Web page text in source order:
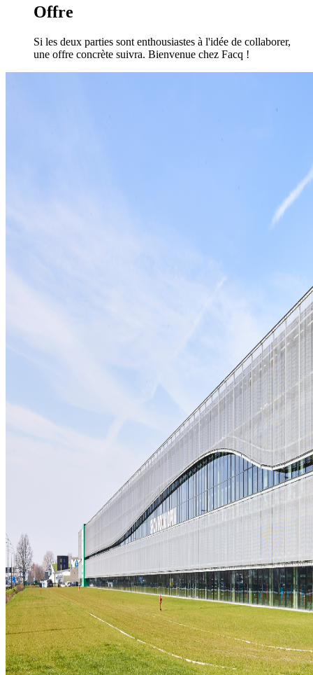
Offre
Si les deux parties sont enthousiastes à l'idée de collaborer,
une offre concrète suivra. Bienvenue chez Facq !